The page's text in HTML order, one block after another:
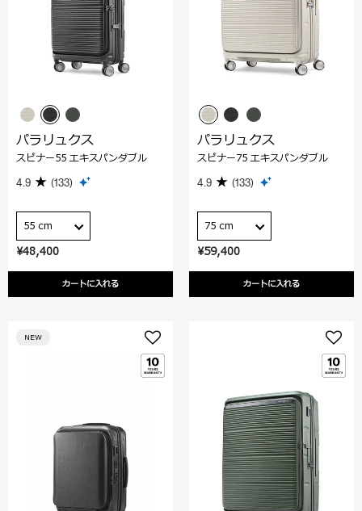
¥48,400
カートに入れる
パラリュクス
スピナー55 エキスパンダブル
4.9 (133)
55 cm
¥59,400
カートに入れる
パラリュクス
スピナー75 エキスパンダブル
4.9 (133)
75 cm
NEW